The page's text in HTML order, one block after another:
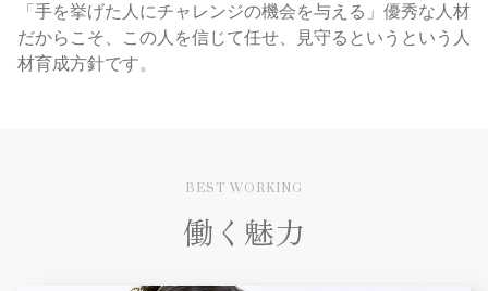
「手を挙げた人にチャレンジの機会を与える」優秀な人材
だからこそ、この人を信じて任せ、見守るというという人
材育成方針です。
BEST WORKING
働く魅力